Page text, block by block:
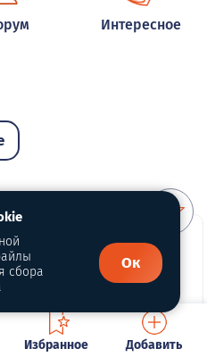
Интересное
Избранное Добавить
сбора
Ок